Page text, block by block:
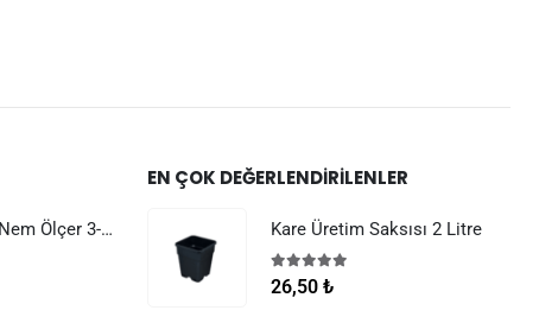
Dijital Sıcaklık Nem Ölçer 3-1 Sensör Kablolu
EN ÇOK DEĞERLENDIRILENLER
Kare Üretim Saksısı 2 Litre
5.005 üzerinden
26,50 ₺